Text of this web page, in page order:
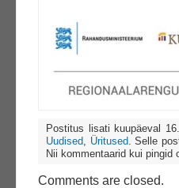
Postitus lisati kuupäeval
Uudised, Üritused. Selle
Nii kommentaarid kui pingid
Comments are closed.